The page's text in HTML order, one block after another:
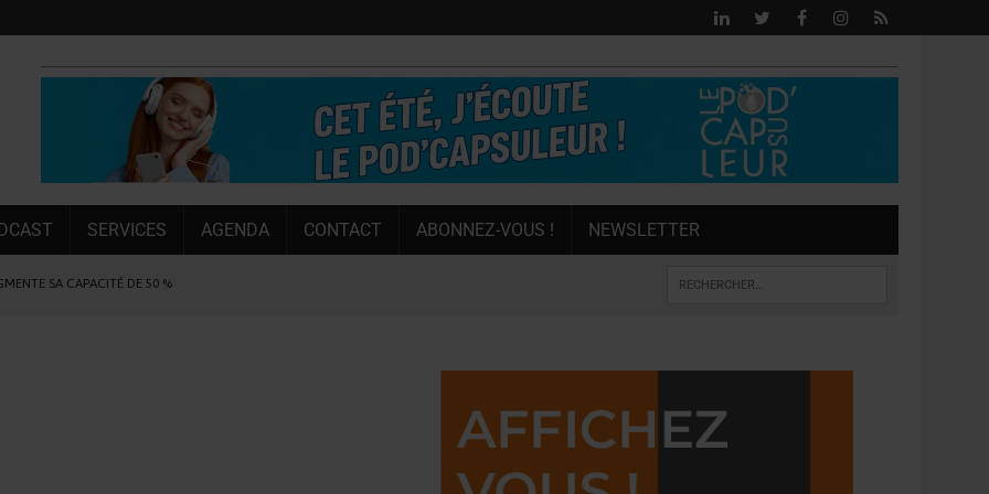
SERVICES AGENDA CONTACT ABONNEZ-VOUS ! NEWSLETTER
SA CAPACITÉ DE 50 %
LE MARCHÉ [ÉTUDE]
MARTIN
PIONNIÈRE EN ILLE-ET-VILAINE